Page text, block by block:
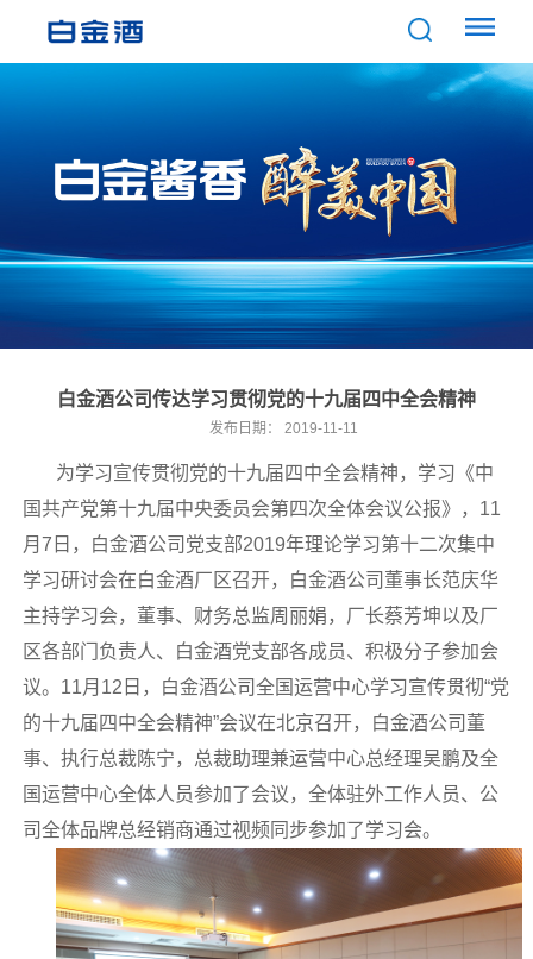
白金酒公司传达学习贯彻党的十九届四中全会精神
发布日期： 2019-11-11
为学习宣传贯彻党的十九届四中全会精神，学习《中
国共产党第十九届中央委员会第四次全体会议公报》，11
月7日，白金酒公司党支部2019年理论学习第十二次集中
学习研讨会在白金酒厂区召开，白金酒公司董事长范庆华
主持学习会，董事、财务总监周丽娟，厂长蔡芳坤以及厂
区各部门负责人、白金酒党支部各成员、积极分子参加会
议。11月12日，白金酒公司全国运营中心学习宣传贯彻“党
的十九届四中全会精神”会议在北京召开，白金酒公司董
事、执行总裁陈宁，总裁助理兼运营中心总经理吴鹏及全
国运营中心全体人员参加了会议，全体驻外工作人员、公
司全体品牌总经销商通过视频同步参加了学习会。